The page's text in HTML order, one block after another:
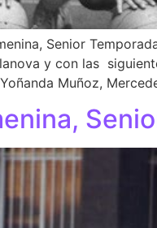
Senior
y con las
Muñoz,